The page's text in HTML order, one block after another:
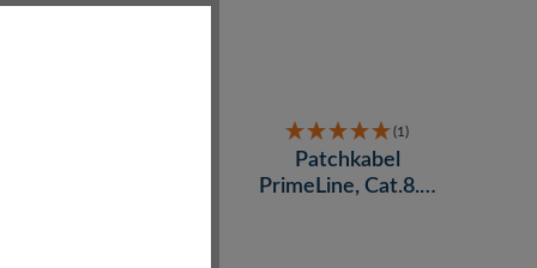
(1)
Patchkabel
PrimeLine, Cat.8.1,